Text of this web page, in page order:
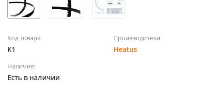
Код товара
К1
Производители
Heatus
Наличие:
Есть в наличии